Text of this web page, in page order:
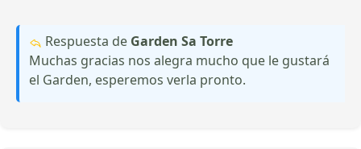
Respuesta de Garden Sa Torre
Muchas gracias nos alegra mucho que le gustará
el Garden, esperemos verla pronto.